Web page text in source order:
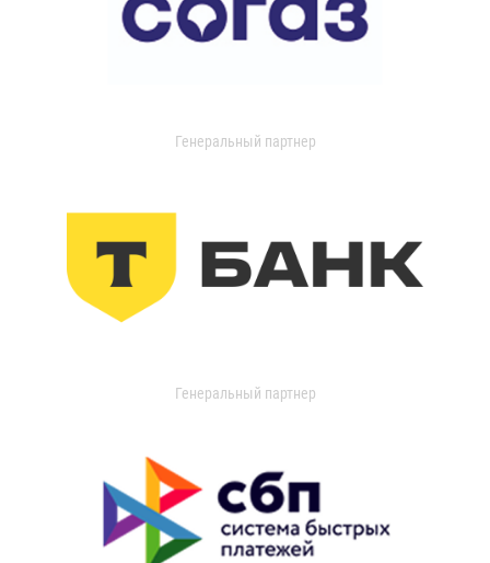
Генеральный партнер
Генеральный партнер